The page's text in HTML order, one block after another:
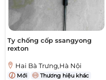
Ty chống cốp ssangyong
rexton
Hai Bà Trưng,Hà Nội
Mới Thương hiệu khác